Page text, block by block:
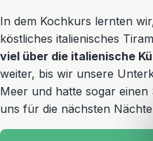
In dem Kochkurs lernten
köstliches italienisches
viel über die italienische
weiter, bis wir unsere
Meer und hatte sogar einen
uns für die nächsten